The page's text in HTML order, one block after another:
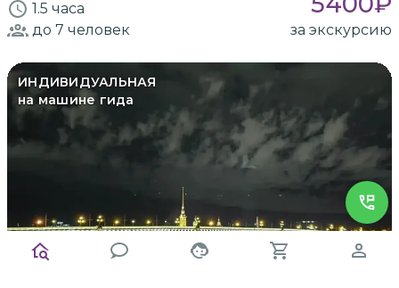
1.5 часа
до 7 человек за экскурсию
ИНДИВИДУАЛЬНАЯ
на машине гида